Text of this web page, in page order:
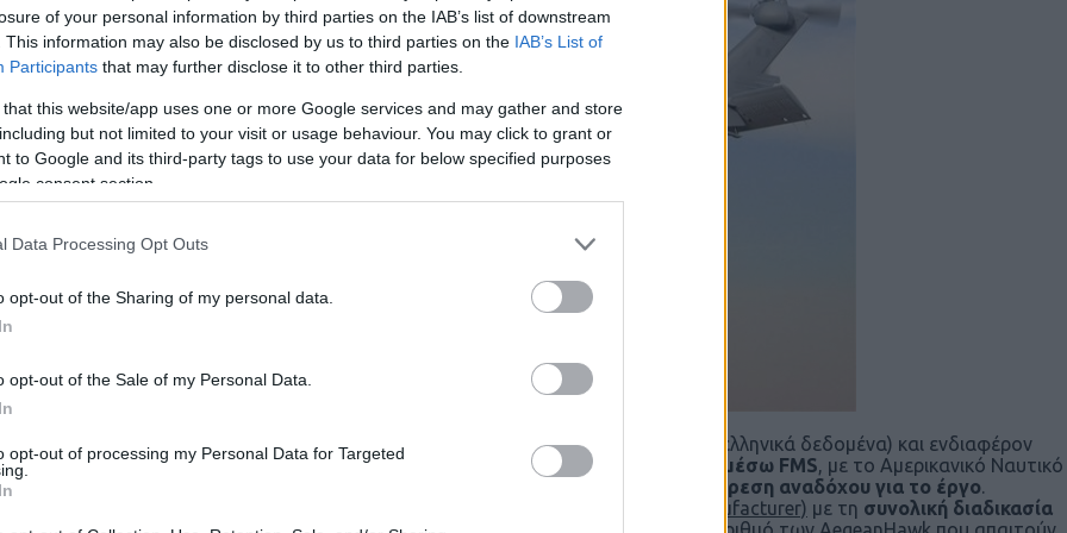
of your personal information by third parties on the IAB’s list of downstream
This information may also be disclosed by us to third parties on the IAB’s List of
Participants that may further disclose it to other third parties.
that this website/app uses one or more Google services and may gather and store
but not limited to your visit or usage behaviour. You may click to grant or
to Google and its third-party tags to use your data for below specified purposes
consent section.
Data Processing Opt Outs
opt-out of the Sharing of my personal data.
opt-out of the Sale of my Personal Data.
opt-out of processing my Personal Data for Targeted
μας στο συγκεκριμένο θέμα λένε ότι υιοθετείται ένακαινοτόμο
(για τα ελληνικά δεδομένα) και ενδιαφέρον
Πιο συγκεκριμένα προτείνεται η συντήρηση και υποστήριξη να υλοποιηθεί μέσω FMS, με το Αμερικανικό Ναυτικό
στον αρχικό κατασκευαστή (Lockheed Martin-Sikorsky Helicopters) την
εξεύρεση αναδόχου για το έργο.
που θα πιστοποιήσει ο ΟΕΜ (Original Equipment Manufacturer) με τη συνολική διαδικασία